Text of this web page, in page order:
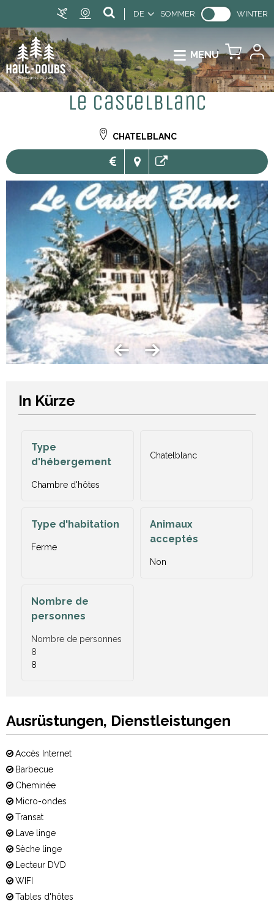
DE SOMMER WINTER
MENU
Le Castelblanc
CHATELBLANC
In Kürze
Type
d'hébergement
Chambre d'hôtes
Chatelblanc
Type d'habitation
Ferme
Animaux
acceptés
Non
Nombre de
personnes
Nombre de personnes
8
8
Ausrüstungen, Dienstleistungen
Accès Internet
Barbecue
Cheminée
Micro-ondes
Transat
Lave linge
Sèche linge
Lecteur DVD
WIFI
Tables d'hôtes